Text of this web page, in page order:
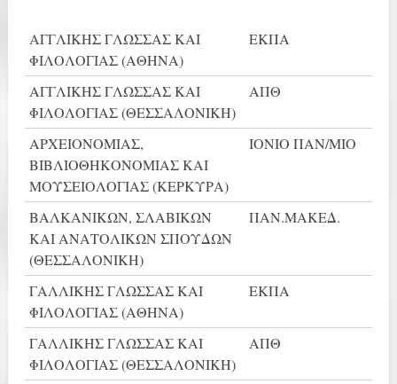
ΑΓΓΛΙΚΗΣ ΓΛΩΣΣΑΣ ΚΑΙ
ΦΙΛΟΛΟΓΙΑΣ (ΑΘΗΝΑ)
ΕΚΠΑ
ΑΓΓΛΙΚΗΣ ΓΛΩΣΣΑΣ ΚΑΙ
ΦΙΛΟΛΟΓΙΑΣ (ΘΕΣΣΑΛΟΝΙΚΗ)
ΑΠΘ
ΑΡΧΕΙΟΝΟΜΙΑΣ,
ΒΙΒΛΙΟΘΗΚΟΝΟΜΙΑΣ ΚΑΙ
ΜΟΥΣΕΙΟΛΟΓΙΑΣ (ΚΕΡΚΥΡΑ)
ΙΟΝΙΟ ΠΑΝ/ΜΙΟ
ΒΑΛΚΑΝΙΚΩΝ, ΣΛΑΒΙΚΩΝ
ΚΑΙ ΑΝΑΤΟΛΙΚΩΝ ΣΠΟΥΔΩΝ
(ΘΕΣΣΑΛΟΝΙΚΗ)
ΠΑΝ.ΜΑΚΕΔ.
ΓΑΛΛΙΚΗΣ ΓΛΩΣΣΑΣ ΚΑΙ
ΦΙΛΟΛΟΓΙΑΣ (ΑΘΗΝΑ)
ΕΚΠΑ
ΓΑΛΛΙΚΗΣ ΓΛΩΣΣΑΣ ΚΑΙ
ΦΙΛΟΛΟΓΙΑΣ (ΘΕΣΣΑΛΟΝΙΚΗ)
ΑΠΘ